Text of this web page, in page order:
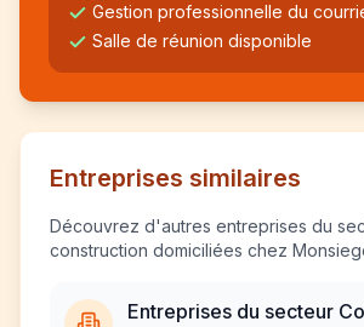
Gestion professionnelle du
Salle de réunion disponible
Entreprises similaires
Découvrez d'autres entreprises du
construction domiciliées chez
Entreprises du secteur